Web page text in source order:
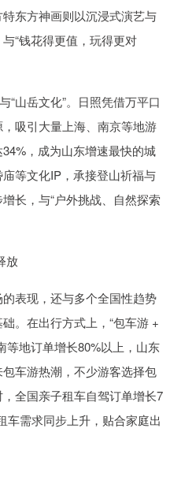
东方神画则以沉浸式演艺与
“钱花得更值，玩得更对
“山岳文化”。日照凭借万平口
吸引大量上海、南京等地游
，成为山东增速最快的城
等文化IP，承接登山祈福与
长，与“户外挑战、自然探索
放
表现，还与多个全国性趋势
。在出行方式上，“包车游 +
等地订单增长80%以上，山东
车游热潮，不少游客选择包
全国亲子租车自驾订单增长7
车需求同步上升，贴合家庭出